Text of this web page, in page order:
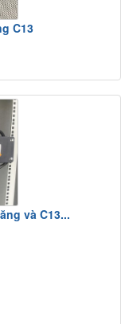
C13
và C13...